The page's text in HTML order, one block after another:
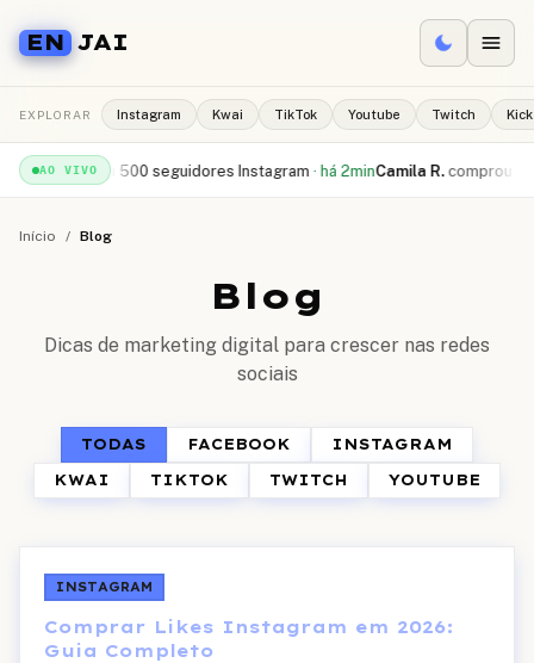
EN JAI
EXPLORAR Instagram Kwai TikTok Youtube Twitch Kick
AO VIVO
500 seguidores Instagram ·há 2minCamila R. comprou 10.000
Início / Blog
Blog
Dicas de marketing digital para crescer nas redes
sociais
TODAS FACEBOOK
INSTAGRAM
KWAI
TIKTOK TWITCH YOUTUBE
INSTAGRAM
Comprar Likes Instagram em 2026:
Guia Completo